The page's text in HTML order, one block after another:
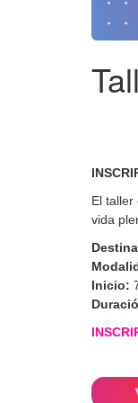
El
vida
Inicio: